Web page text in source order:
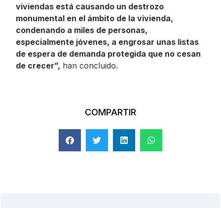
viviendas está causando un destrozo
monumental en el ámbito de la vivienda,
condenando a miles de personas,
especialmente jóvenes, a engrosar unas listas
de espera de demanda protegida que no cesan
de crecer”, han concluido.
COMPARTIR